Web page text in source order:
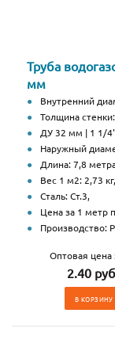
Труба
мм
Внутренний
Толщина
ДУ 32 мм | 1 1/
Наружный
Длина: 7,8
Вес 1 м2: 2,73 кг,
Сталь: Ст.3,
Цена за 1 метр
Производство:
Оптовая цена
2.40
В КОРЗИНУ